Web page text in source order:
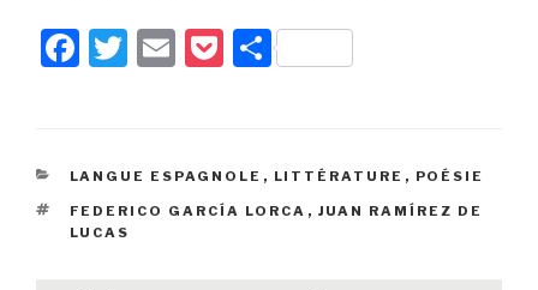
F
e
b
o
T
er
E
P
k
et
P
g
er
CATÉGORIES
LANGUE ESPAGNOLE , LITTÉRATURE , POÉSIE
ÉTIQUETTES
FEDERICO GARCÍA LORCA , JUAN RAMÍREZ DE
LUCAS